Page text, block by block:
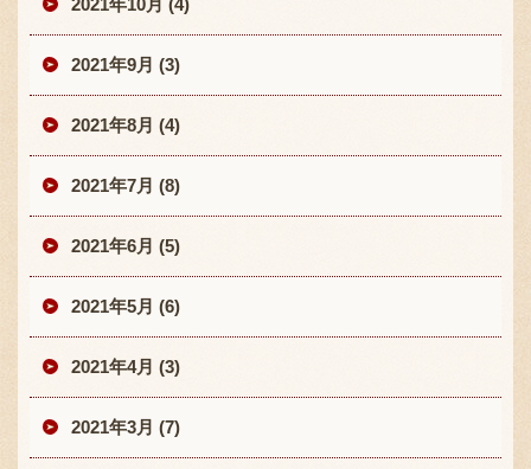
2021年10月 (4)
2021年9月 (3)
2021年8月 (4)
2021年7月 (8)
2021年6月 (5)
2021年5月 (6)
2021年4月 (3)
2021年3月 (7)